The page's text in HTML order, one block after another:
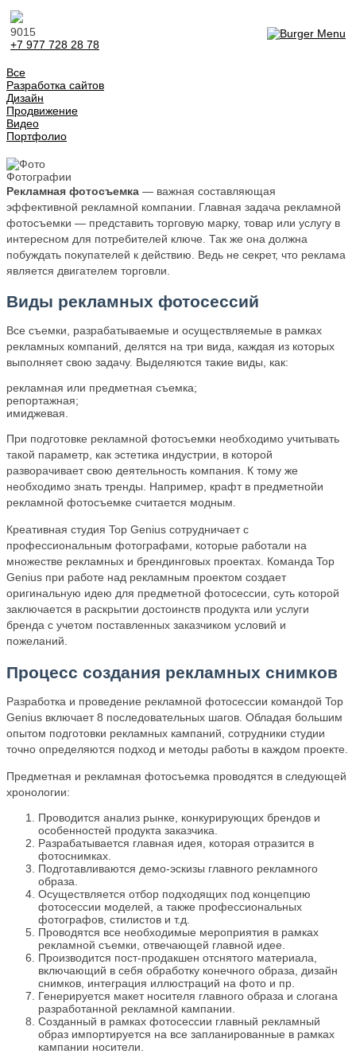
9015
+7 977 728 28 78
Все
Разработка сайтов
Дизайн
Продвижение
Видео
Портфолио
Фотографии
Рекламная фотосъемка — важная составляющая
эффективной рекламной компании. Главная задача рекламной
фотосъемки — представить торговую марку, товар или услугу в
интересном для потребителей ключе. Так же она должна
побуждать покупателей к действию. Ведь не секрет, что реклама
является двигателем торговли.
Виды рекламных фотосессий
Все съемки, разрабатываемые и осуществляемые в рамках
рекламных компаний, делятся на три вида, каждая из которых
выполняет свою задачу. Выделяются такие виды, как:
рекламная или предметная съемка;
репортажная;
имиджевая.
При подготовке рекламной фотосъемки необходимо учитывать
такой параметр, как эстетика индустрии, в которой
разворачивает свою деятельность компания. К тому же
необходимо знать тренды. Например, крафт в предметнойи
рекламной фотосъемке считается модным.
Креативная студия Top Genius сотрудничает с
профессиональным фотографами, которые работали на
множестве рекламных и брендинговых проектах. Команда Top
Genius при работе над рекламным проектом создает
оригинальную идею для предметной фотосессии, суть которой
заключается в раскрытии достоинств продукта или услуги
бренда с учетом поставленных заказчиком условий и
пожеланий.
Процесс создания рекламных снимков
Разработка и проведение рекламной фотосессии командой Top
Genius включает 8 последовательных шагов. Обладая большим
опытом подготовки рекламных кампаний, сотрудники студии
точно определяются подход и методы работы в каждом проекте.
Предметная и рекламная фотосъемка проводятся в следующей
хронологии:
Проводится анализ рынке, конкурирующих брендов и
особенностей продукта заказчика.
Разрабатывается главная идея, которая отразится в
фотоснимках.
Подготавливаются демо-эскизы главного рекламного
образа.
Осуществляется отбор подходящих под концепцию
фотосессии моделей, а также профессиональных
фотографов, стилистов и т.д.
Проводятся все необходимые мероприятия в рамках
рекламной съемки, отвечающей главной идее.
Производится пост-продакшен отснятого материала,
включающий в себя обработку конечного образа, дизайн
снимков, интеграция иллюстраций на фото и пр.
Генерируется макет носителя главного образа и слогана
разработанной рекламной кампании.
Созданный в рамках фотосессии главный рекламный
образ импортируется на все запланированные в рамках
кампании носители.